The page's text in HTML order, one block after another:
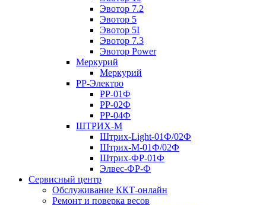
Эвотор 7.2
Эвотор 5
Эвотор 5I
Эвотор 7.3
Эвотор Power
Меркурий
Меркурий
РР-Электро
РР-01Ф
РР-02Ф
РР-04Ф
ШТРИХ-М
Штрих-Light-01Ф/02Ф
Штрих-М-01Ф/02Ф
Штрих-ФР-01Ф
Элвес-ФР-Ф
Сервисный центр
Обслуживание ККТ-онлайн
Ремонт и поверка весов